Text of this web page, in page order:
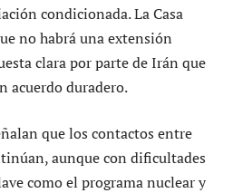
condicionada. La Casa
no habrá una extensión
clara por parte de Irán que
acuerdo duradero.
que los contactos entre
aunque con dificultades
como el programa nuclear y